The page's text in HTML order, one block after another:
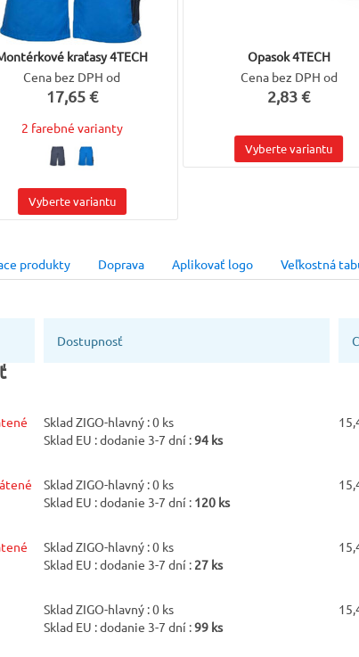
46 (170 cm)
Modelová rada
kraťasy 4TECH
Cena bez DPH od
17,65 €
2 farebné varianty
Vyberte variantu
Opasok 4TECH
Cena bez DPH od
2,83 €
Vyberte variantu
produkty Doprava Aplikovať logo Veľkostná
Dostupnosť
Sklad ZIGO-hlavný : 0 ks
Sklad EU : dodanie 3-7 dní :94 ks
Sklad ZIGO-hlavný : 0 ks
Sklad EU : dodanie 3-7 dní : 120 ks
Sklad ZIGO-hlavný : 0 ks
Sklad EU : dodanie 3-7 dní : 27 ks
Sklad ZIGO-hlavný : 0 ks
Sklad EU : dodanie 3-7 dní :99 ks